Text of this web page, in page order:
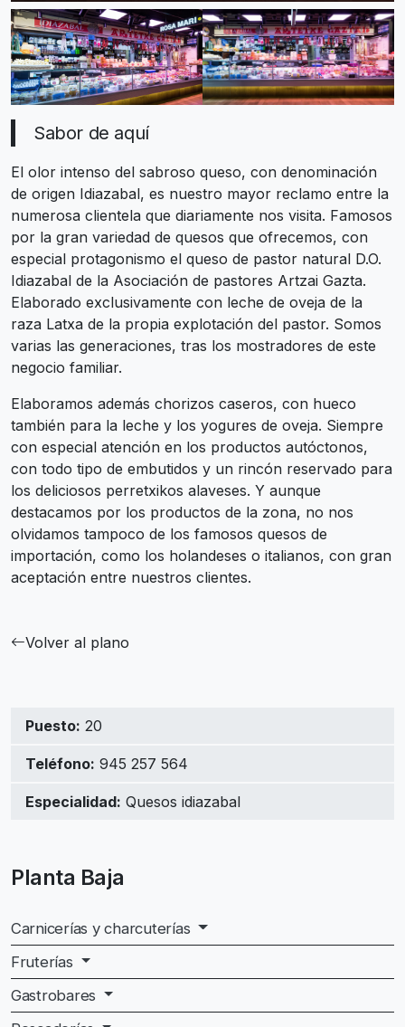
Sabor de aquí
El olor intenso del sabroso queso, con denominación
de origen Idiazabal, es nuestro mayor reclamo entre la
numerosa clientela que diariamente nos visita. Famosos
por la gran variedad de quesos que ofrecemos, con
especial protagonismo el queso de pastor natural D.O.
Idiazabal de la Asociación de pastores Artzai Gazta.
Elaborado exclusivamente con leche de oveja de la
raza Latxa de la propia explotación del pastor. Somos
varias las generaciones, tras los mostradores de este
negocio familiar.
Elaboramos además chorizos caseros, con hueco
también para la leche y los yogures de oveja. Siempre
con especial atención en los productos autóctonos,
con todo tipo de embutidos y un rincón reservado para
los deliciosos perretxikos alaveses. Y aunque
destacamos por los productos de la zona, no nos
olvidamos tampoco de los famosos quesos de
importación, como los holandeses o italianos, con gran
aceptación entre nuestros clientes.
Volver al plano
Puesto: 20
Teléfono: 945 257 564
Especialidad: Quesos idiazabal
Planta Baja
Carnicerías y charcuterías
Fruterías
Gastrobares